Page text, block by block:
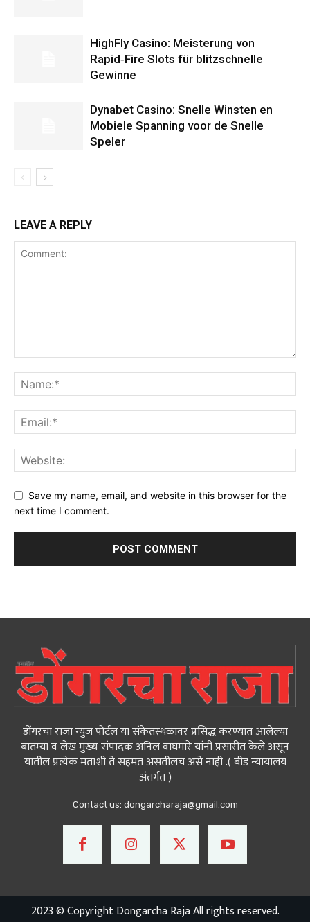
HighFly Casino: Meisterung von
Rapid‑Fire Slots für blitzschnelle
Gewinne
Dynabet Casino: Snelle Winsten en
Mobiele Spanning voor de Snelle
Speler
LEAVE A REPLY
Save my name, email, and website in this browser for the
next time I comment.
डोंगरचा राजा न्युज पोर्टल या संकेतस्थळावर प्रसिद्ध करण्यात आलेल्या
बातम्या व लेख मुख्य संपादक अनिल वाघमारे यांनी प्रसारीत केले असून
यातील प्रत्येक मताशी ते सहमत असतीलच असे नाही .( बीड न्यायालय
अंतर्गत )
Contact us: dongarcharaja@gmail.com
2023 © Copyright Dongarcha Raja All rights reserved.